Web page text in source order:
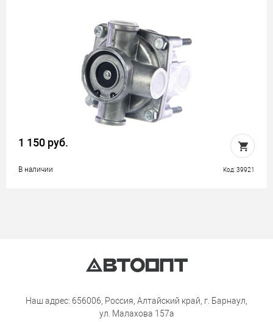
1 150 руб.
В наличии Код: 39921
Наш адрес: 656006, Россия, Алтайский край, г. Барнаул,
ул. Малахова 157а